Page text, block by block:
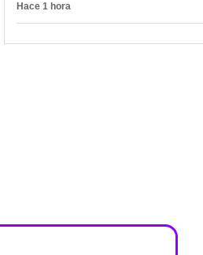
Hace 1 hora